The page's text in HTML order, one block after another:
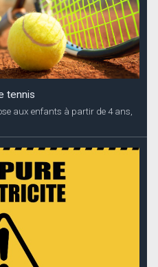
tennis
aux enfants à partir de 4 ans,